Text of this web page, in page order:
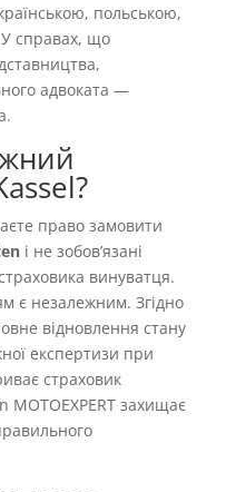
польською,
У справах, що
адвоката —
право замовити
і не зобовʼязані
винуватця.
є незалежним. Згідно
відновлення стану
експертизи при
страховик
MOTOEXPERT захищає